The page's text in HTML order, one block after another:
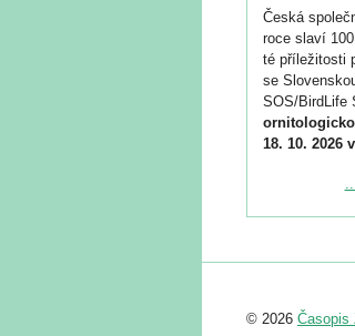
Česká
roce slaví
té příležitosti
se
SOS/BirdLife
18. 10. 2026
Podrobnější
Registrovat
abstraktu
© 2026 Časopis